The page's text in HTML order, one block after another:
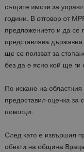
същите имоти за
години. В отговор от
предложението и да се
представлява
ще се ползват за
без да е ясно кой ще ги
По искане на
предоставил оценка за
помощи.
След като е извършил
обекти на община